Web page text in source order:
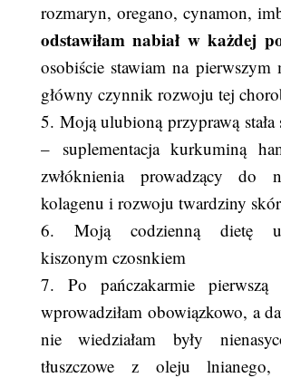
rozmaryn, oregano, cynamon,
odstawiłam nabiał w każdej
osobiście stawiam na pierwszym
główny czynnik rozwoju tej
5. Moją ulubioną przyprawą
– suplementacja kurkuminą
zwłóknienia prowadzący do
kolagenu i rozwoju twardziny
6. Moją codzienną dietę
kiszonym czosnkiem
7. Po pańczakarmie pierwszą
wprowadziłam obowiązkowo, a
nie wiedziałam były
tłuszczowe z oleju